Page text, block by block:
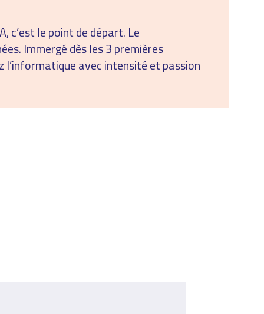
c’est le point de départ. Le
Immergé dès les 3 premières
l’informatique avec intensité et passion